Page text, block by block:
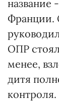
название
Франции.
ОПР
менее,
дитя
контроля.